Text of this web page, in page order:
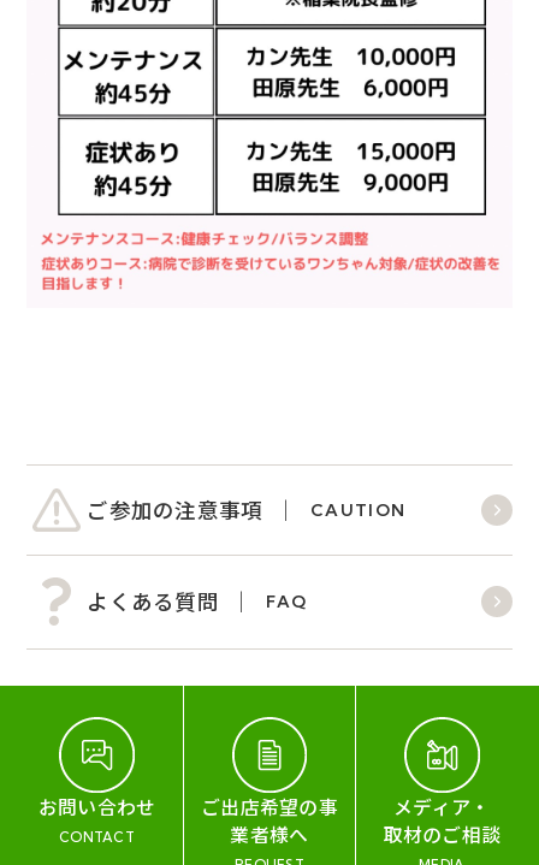
ご参加の注意事項 CAUTION
よくある質問 FAQ
お問い合わせ
CONTACT
ご出店希望の事
業者様へ
メディア・
取材のご相談